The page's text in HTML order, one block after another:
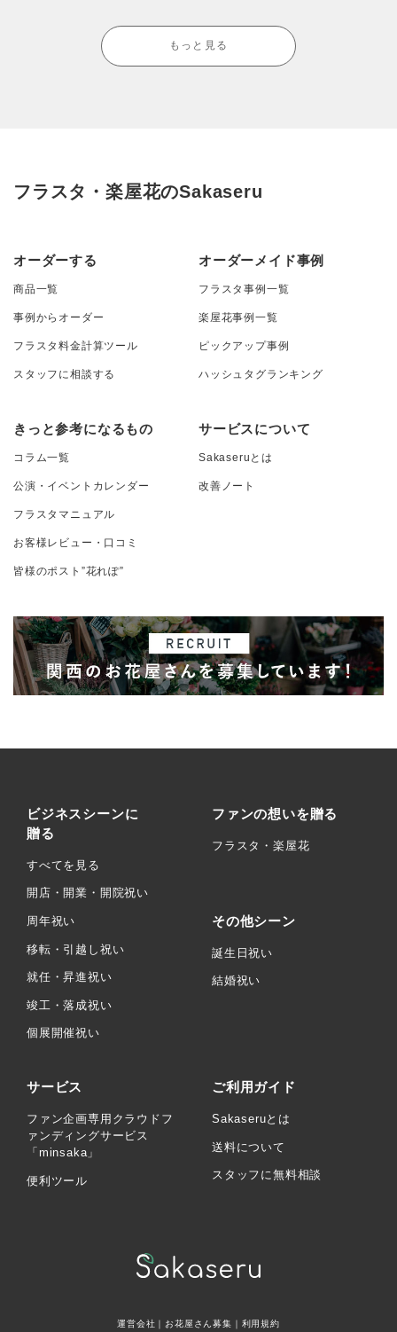
もっと見る
フラスタ・楽屋花のSakaseru
オーダーする
商品一覧
事例からオーダー
フラスタ料金計算ツール
スタッフに相談する
オーダーメイド事例
フラスタ事例一覧
楽屋花事例一覧
ピックアップ事例
ハッシュタグランキング
きっと参考になるもの
コラム一覧
公演・イベントカレンダー
フラスタマニュアル
お客様レビュー・口コミ
皆様のポスト”花れぽ”
サービスについて
Sakaseruとは
改善ノート
ビジネスシーンに
贈る
すべてを見る
開店・開業・開院祝い
周年祝い
移転・引越し祝い
就任・昇進祝い
竣工・落成祝い
個展開催祝い
ファンの想いを贈る
フラスタ・楽屋花
その他シーン
誕生日祝い
結婚祝い
サービス
ファン企画専用クラウドフ
ァンディングサービス
「minsaka」
便利ツール
ご利用ガイド
Sakaseruとは
送料について
スタッフに無料相談
運営会社 ｜ お花屋さん募集 ｜ 利用規約